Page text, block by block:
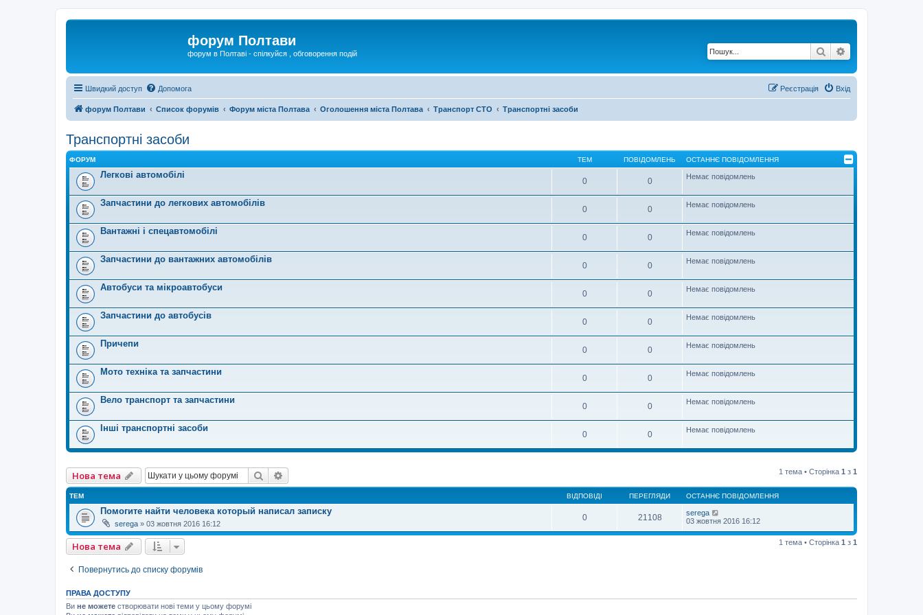
форум Полтави
форум в Полтаві - спілкуйся , обговорення подій Пошук
Швидкий доступ Допомога Вхід
Реєстрація
форум Полтави Список форумів Форум міста Полтава Оголошення міста Полтава Транспорт СТО Транспортні засоби
Транспортні засоби
ФОРУМ ТЕМ ПОВІДОМЛЕНЬ ОСТАННЄ ПОВІДОМЛЕННЯ
Легкові автомобілі
0 0 Немає повідомлень
Запчастини до легкових автомобілів
0 0 Немає повідомлень
Вантажні і спецавтомобілі
0 0 Немає повідомлень
Запчастини до вантажних автомобілів
0 0 Немає повідомлень
Автобуси та мікроавтобуси
0 0 Немає повідомлень
Запчастини до автобусів
0 0 Немає повідомлень
Причепи
0 0 Немає повідомлень
Мото техніка та запчастини
0 0 Немає повідомлень
Вело транспорт та запчастини
0 0 Немає повідомлень
Інші транспортні засоби
0 0 Немає повідомлень
Нова тема Пошук 1 тема • Сторінка 1 з 1
ТЕМ ВІДПОВІДІ ПЕРЕГЛЯДИ ОСТАННЄ ПОВІДОМЛЕННЯ
Помогите найти человека который написал записку
serega » 03 жовтня 2016 16:12
0 21108
serega
03 жовтня 2016 16:12
Нова тема 1 тема • Сторінка 1 з 1
Повернутись до списку форумів
ПРАВА ДОСТУПУ
Ви не можете створювати нові теми у цьому форумі